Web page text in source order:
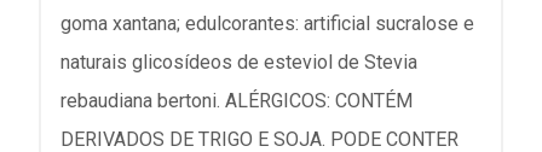
goma xantana; edulcorantes: artificial sucralose e
naturais glicosídeos de esteviol de Stevia
rebaudiana bertoni. ALÉRGICOS: CONTÉM
DERIVADOS DE TRIGO E SOJA. PODE CONTER